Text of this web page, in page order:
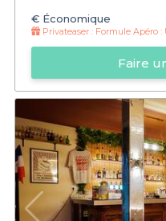
€ Économique
Privateaser : Formule Apéro : Une
Faire